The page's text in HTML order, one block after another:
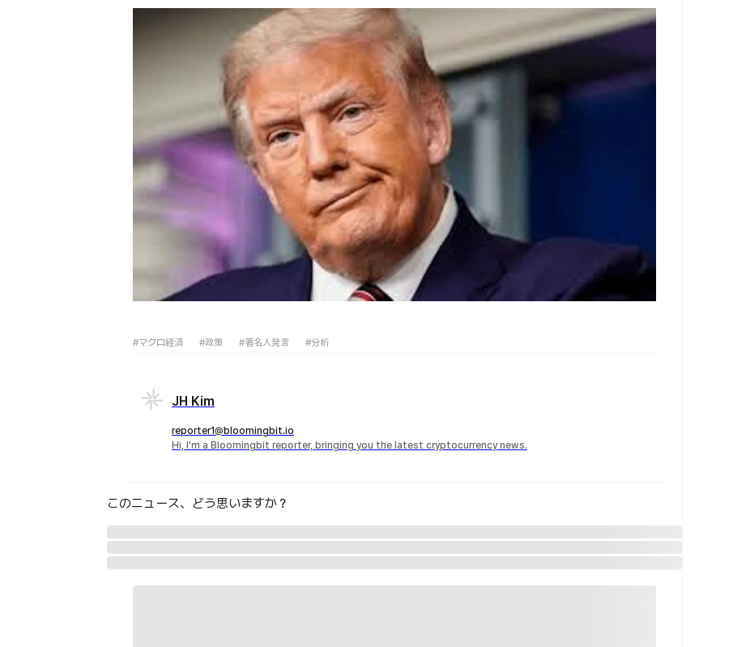
#マクロ経済 #政策 #著名人発言 #分析
JH Kim
reporter1@bloomingbit.io
Hi, I'm a Bloomingbit reporter, bringing you the latest cryptocurrency news.
このニュース、どう思いますか？